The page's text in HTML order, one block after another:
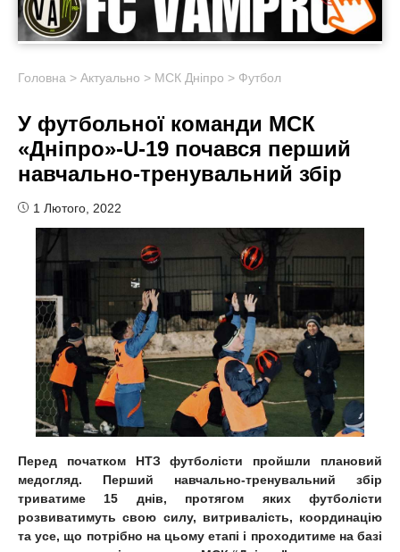
Головна > Актуально > МСК Дніпро > Футбол
У футбольної команди МСК
«Дніпро»-U-19 почався перший
навчально-тренувальний збір
1 Лютого, 2022
Перед початком НТЗ футболісти пройшли плановий
медогляд. Перший навчально-тренувальний збір
триватиме 15 днів, протягом яких футболісти
розвиватимуть свою силу, витривалість, координацію
та усе, що потрібно на цьому етапі і проходитиме на базі